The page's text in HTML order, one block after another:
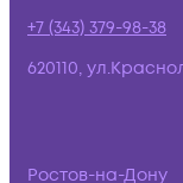
+7 (343) 379-98-38
620110,
Ростов-на-Дону